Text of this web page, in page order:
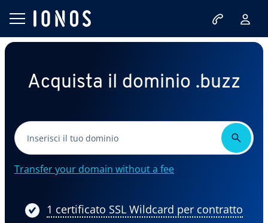
Acquista il dominio .buzz
Transfer your domain without a fee
1 certificato SSL Wildcard per contratto